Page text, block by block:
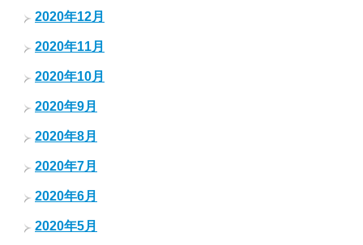
2020年12月
2020年11月
2020年10月
2020年9月
2020年8月
2020年7月
2020年6月
2020年5月